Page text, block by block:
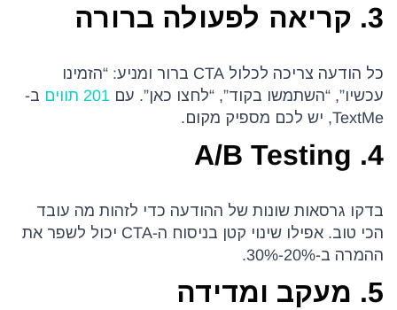
3. קריאה לפעולה ברורה
כל הודעה צריכה לכלול CTA ברור ומניע: “הזמינו
עכשיו”, “השתמשו בקוד”, “לחצו כאן”. עם 201 תווים
ב-
TextMe, יש לכם מספיק מקום.
4. A/B Testing
בדקו גרסאות שונות של ההודעה כדי לזהות מה עובד
הכי טוב. אפילו שינוי קטן בניסוח ה-CTA יכול לשפר את
ההמרה ב-20%-30%.
5. מעקב ומדידה